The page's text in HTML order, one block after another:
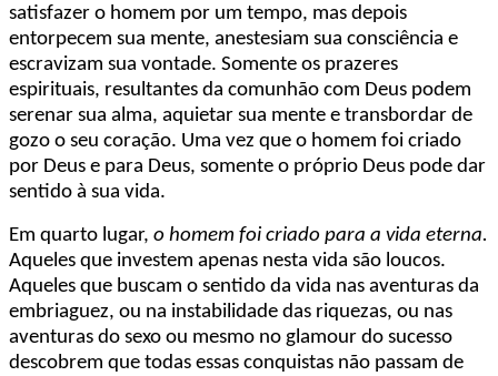
satisfazer o homem por um tempo, mas depois
entorpecem sua mente, anestesiam sua consciência e
escravizam sua vontade. Somente os prazeres
espirituais, resultantes da comunhão com Deus podem
serenar sua alma, aquietar sua mente e transbordar de
gozo o seu coração. Uma vez que o homem foi criado
por Deus e para Deus, somente o próprio Deus pode dar
sentido à sua vida.
Em quarto lugar, o homem foi criado para a vida eterna.
Aqueles que investem apenas nesta vida são loucos.
Aqueles que buscam o sentido da vida nas aventuras da
embriaguez, ou na instabilidade das riquezas, ou nas
aventuras do sexo ou mesmo no glamour do sucesso
descobrem que todas essas conquistas não passam de